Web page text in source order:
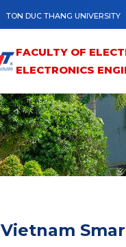
TON DUC THANG UNIVERSITY
FACULTY OF
ELECTRONICS
Vietnam